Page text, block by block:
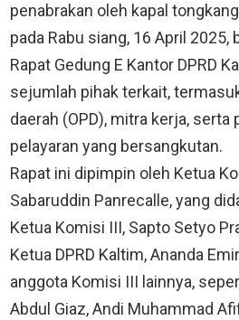
penabrakan oleh kapal
pada Rabu siang, 16 April 2025,
Rapat Gedung E Kantor DPRD
sejumlah pihak terkait,
daerah (OPD), mitra kerja, serta
pelayaran yang bersangkutan.
Rapat ini dipimpin oleh Ketua
Sabaruddin Panrecalle, yang
Ketua Komisi III, Sapto Setyo
Ketua DPRD Kaltim, Ananda
anggota Komisi III lainnya,
Abdul Giaz, Andi Muhammad